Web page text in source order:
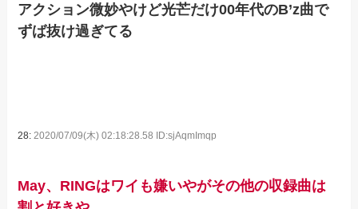
アクション微妙やけど光芒だけ00年代のB’z曲で
ずば抜け過ぎてる
28:2020/07/09(木) 02:18:28.58 ID:sjAqmImqp
May、RINGはワイも嫌いやがその他の収録曲は